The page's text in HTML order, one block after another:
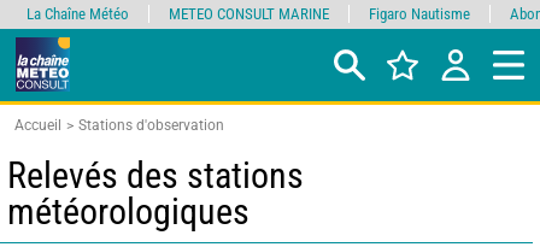
Accueil Stations d'observation
Relevés des stations
météorologiques
La Chaîne Météo METEO CONSULT MARINE Figaro Nautisme